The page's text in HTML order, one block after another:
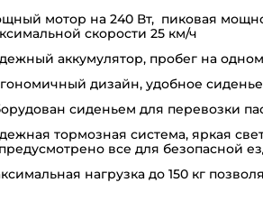
мотор на 240 Вт, пиковая
скорости 25 км/ч
аккумулятор, пробег на
дизайн, удобное
сиденьем для перевозки
тормозная система, яркая
все для безопасной
нагрузка до 150 кг